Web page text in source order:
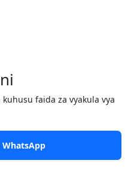
faida za vyakula vya
WhatsApp